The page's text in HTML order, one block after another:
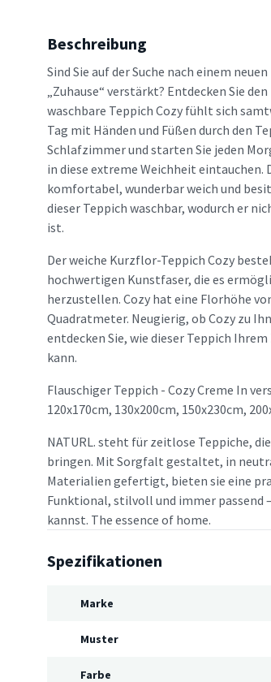
Beschreibung
Sind Sie auf der Suche nach einem
„Zuhause“ verstärkt? Entdecken Sie
waschbare Teppich Cozy fühlt sich
Tag mit Händen und Füßen durch den
Schlafzimmer und starten Sie jeden
in diese extreme Weichheit eintauchen.
komfortabel, wunderbar weich und
dieser Teppich waschbar, wodurch er
ist.
Der weiche Kurzflor-Teppich Cozy
hochwertigen Kunstfaser, die es
herzustellen. Cozy hat eine Florhöhe
Quadratmeter. Neugierig, ob Cozy zu
entdecken Sie, wie dieser Teppich
kann.
Flauschiger Teppich - Cozy Creme In
120x170cm, 130x200cm, 150x230cm,
NATURL. steht für zeitlose Teppiche,
bringen. Mit Sorgfalt gestaltet, in
Materialien gefertigt, bieten sie eine
Funktional, stilvoll und immer passend
kannst. The essence of home.
Spezifikationen
Marke
Muster
Farbe